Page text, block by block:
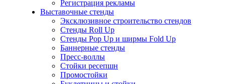
Регистрация рекламы
Выставочные стенды
Эксклюзивное строительство стендов
Стенды Roll Up
Стенды Рор Up и ширмы Fold Up
Баннерные стенды
Пресс-воллы
Стойки ресепшн
Промостойки